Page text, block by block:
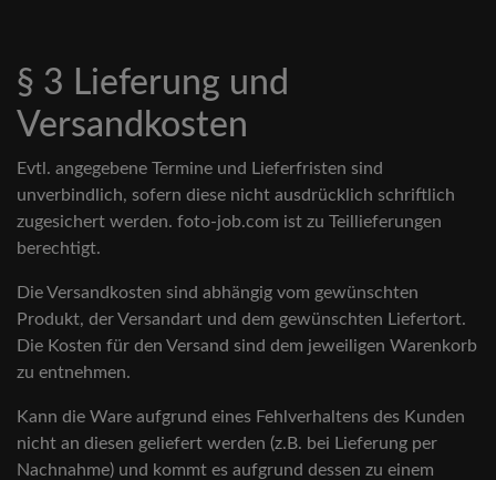
§ 3 Lieferung und
Versandkosten
Evtl. angegebene Termine und Lieferfristen sind
unverbindlich, sofern diese nicht ausdrücklich schriftlich
zugesichert werden. foto-job.com ist zu Teillieferungen
berechtigt.
Die Versandkosten sind abhängig vom gewünschten
Produkt, der Versandart und dem gewünschten Liefertort.
Die Kosten für den Versand sind dem jeweiligen Warenkorb
zu entnehmen.
Kann die Ware aufgrund eines Fehlverhaltens des Kunden
nicht an diesen geliefert werden (z.B. bei Lieferung per
Nachnahme) und kommt es aufgrund dessen zu einem